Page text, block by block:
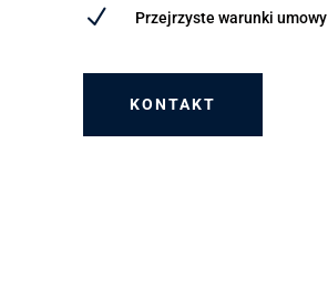
N Przejrzyste warunki umowy
KONTAKT